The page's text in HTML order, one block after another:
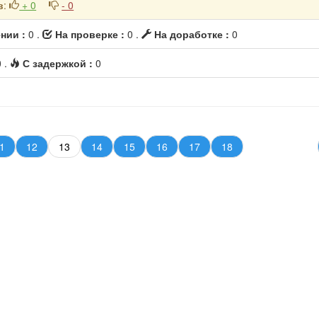
: + 0 - 0
:0 . На проверке :0 . На доработке :0
. С задержкой :0
12 13 14 15 16 17 18